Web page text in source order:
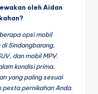
oleh Aidan
opsi mobil
Sindangbarang,
dan mobil MPV.
kondisi prima,
yang paling sesuai
pesta pernikahan Anda.